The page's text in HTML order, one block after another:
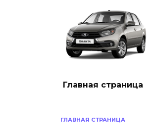
Главная страница
ГЛАВНАЯ СТРАНИЦА